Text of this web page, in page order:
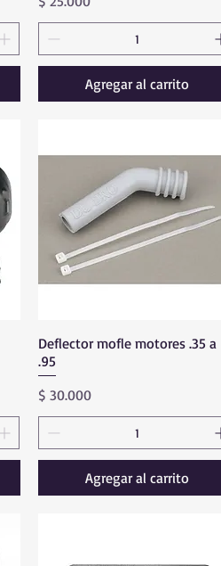
Agregar al carrito
Vista rápida
Deflector mofle motores .35 a
.95
Precio
$ 30.000
Agregar al carrito